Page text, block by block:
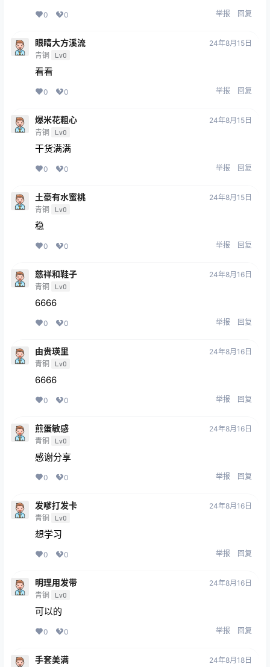
0 0 举报 回复
眼睛大方溪流
青铜 Lv0
24年8月15日
看看
0 0 举报 回复
爆米花粗心
青铜 Lv0
24年8月15日
干货满满
0 0 举报 回复
土豪有水蜜桃
青铜 Lv0
24年8月15日
稳
0 0 举报 回复
慈祥和鞋子
青铜 Lv0
24年8月16日
6666
0 0 举报 回复
由贵瑛里
青铜 Lv0
24年8月16日
6666
0 0 举报 回复
煎蛋敏感
青铜 Lv0
24年8月16日
感谢分享
0 0 举报 回复
发嗲打发卡
青铜 Lv0
24年8月16日
想学习
0 0 举报 回复
明理用发带
青铜 Lv0
24年8月16日
可以的
0 0 举报 回复
手套美满 24年8月18日